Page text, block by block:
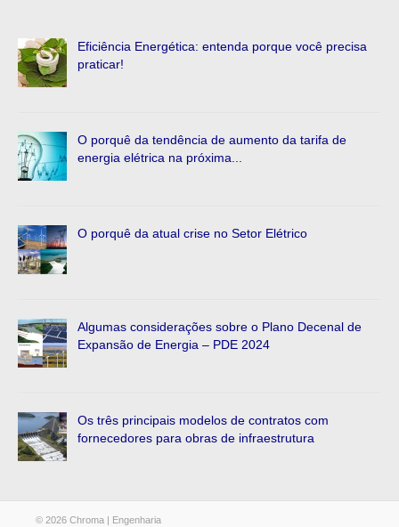
Eficiência Energética: entenda porque você precisa
praticar!
O porquê da tendência de aumento da tarifa de
energia elétrica na próxima...
O porquê da atual crise no Setor Elétrico
Algumas considerações sobre o Plano Decenal de
Expansão de Energia – PDE 2024
Os três principais modelos de contratos com
fornecedores para obras de infraestrutura
© 2026 Chroma | Engenharia